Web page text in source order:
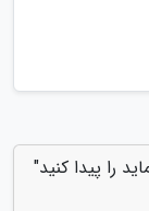
را پیدا کنید"